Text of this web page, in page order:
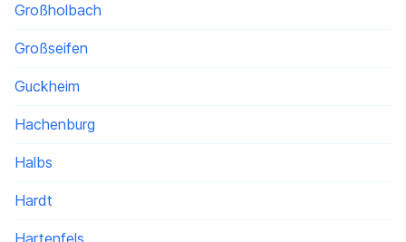
Großholbach
Großseifen
Guckheim
Hachenburg
Halbs
Hardt
Hartenfels